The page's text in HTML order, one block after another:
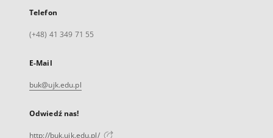
Telefon
(+48) 41 349 71 55
E-Mail
buk@ujk.edu.pl
Odwiedź nas!
http://buk.ujk.edu.pl/